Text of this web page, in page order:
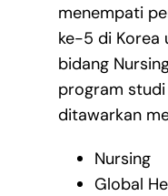
menempati
ke-5 di Korea
bidang
program studi
ditawarkan
Nursing
Global